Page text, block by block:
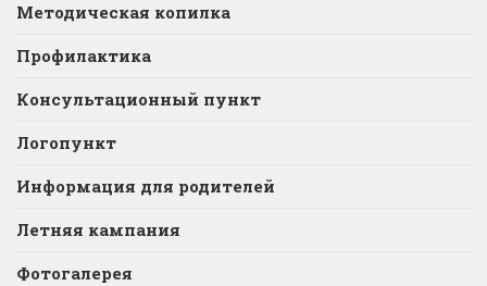
Методическая копилка
Профилактика
Консультационный пункт
Логопункт
Информация для родителей
Летняя кампания
Фотогалерея